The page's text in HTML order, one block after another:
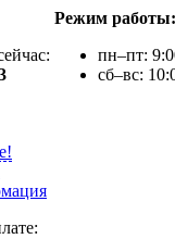
Режим работы:
пн–пт:
сб–вс: